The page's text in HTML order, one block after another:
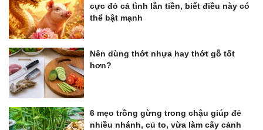
cực đỏ cả tình lẫn tiền, biết điều này có
thể bật mạnh
Nên dùng thớt nhựa hay thớt gỗ tốt
hơn?
6 mẹo trồng gừng trong chậu giúp đẻ
nhiều nhánh, củ to, vừa làm cây cảnh